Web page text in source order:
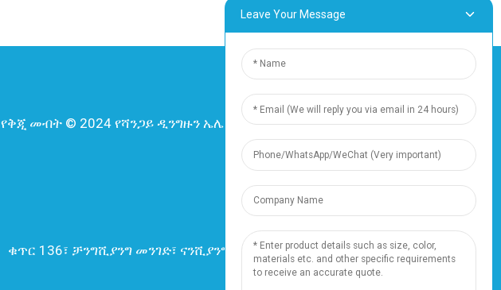
የቅጂ መብት © 2024 የሻንጋይ ዲንግዙን ኤሌክትሪክ እና ኬብል ኩባንያ ሊሚትድ።
መብቱ በህግ የተጠበቀ ነው።
- የጣቢያ ካርታ- Resource
ግብዓት
ቁጥር 136፣ ቻንግሺያንግ መንገድ፣ ናንሺያንግ ከተማ፣ 201802፣ ሻንጋይ፣ ቻይና
ስልክ: +86 18019377761
Leave Your Message